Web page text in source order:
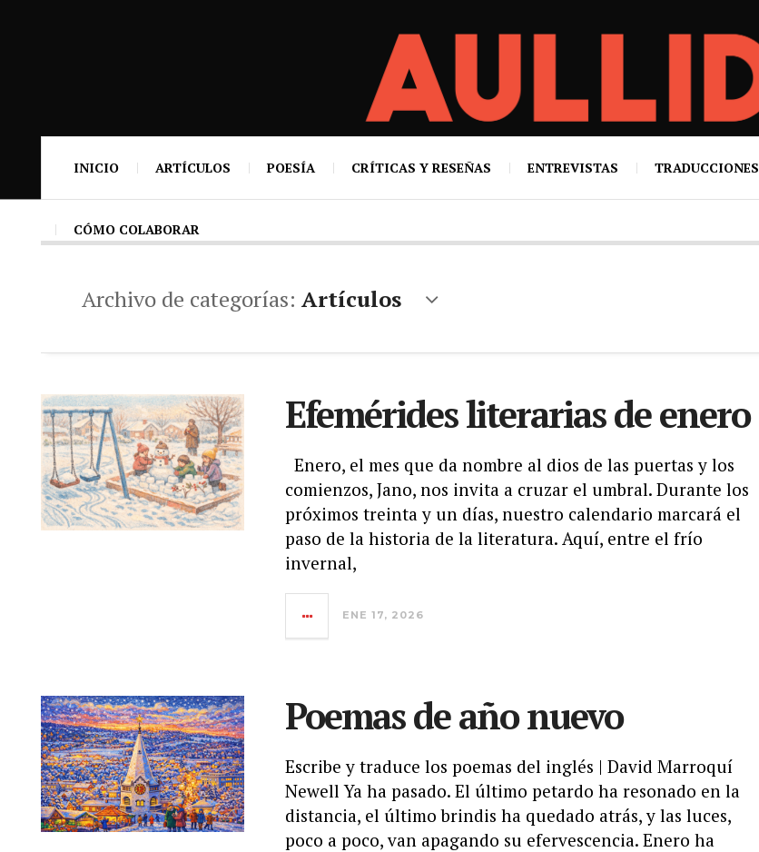
INICIO ARTÍCULOS POESÍA CRÍTICAS Y RESEÑAS ENTREVISTAS TRADUCCIONES
CÓMO COLABORAR
Archivo de categorías: Artículos
Efemérides literarias de enero
Enero, el mes que da nombre al dios de las puertas y los
comienzos, Jano, nos invita a cruzar el umbral. Durante los
próximos treinta y un días, nuestro calendario marcará el
paso de la historia de la literatura. Aquí, entre el frío
invernal,
ENE 17, 2026
Poemas de año nuevo
Escribe y traduce los poemas del inglés | David Marroquí
Newell Ya ha pasado. El último petardo ha resonado en la
distancia, el último brindis ha quedado atrás, y las luces,
poco a poco, van apagando su efervescencia. Enero ha